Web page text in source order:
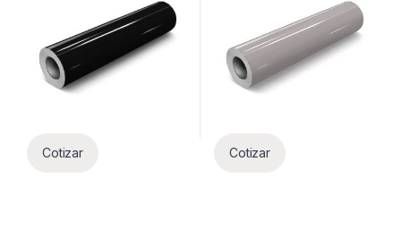
Cotizar Cotizar